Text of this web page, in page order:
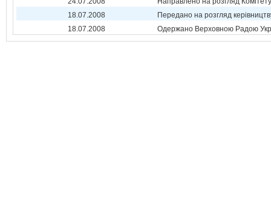
18.07.2008
Передано на розгляд
18.07.2008
Одержано Верховною Радою